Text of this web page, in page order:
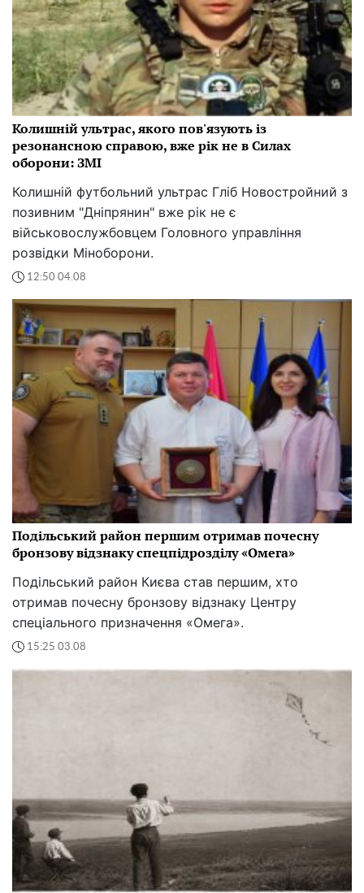
Колишній ультрас, якого пов'язують із
резонансною справою, вже рік не в Силах
оборони: ЗМІ
Колишній футбольний ультрас Гліб Новостройний з
позивним "Дніпрянин" вже рік не є
військовослужбовцем Головного управління
розвідки Міноборони.
12:50 04.08
Подільський район першим отримав почесну
бронзову відзнаку спецпідрозділу «Омега»
Подільський район Києва став першим, хто
отримав почесну бронзову відзнаку Центру
спеціального призначення «Омега».
15:25 03.08